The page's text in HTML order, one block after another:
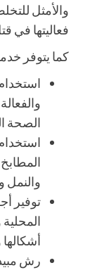
والأمثل
فعاليتها في
كما يتوفر
الصحة
والنمل
توفير
رش